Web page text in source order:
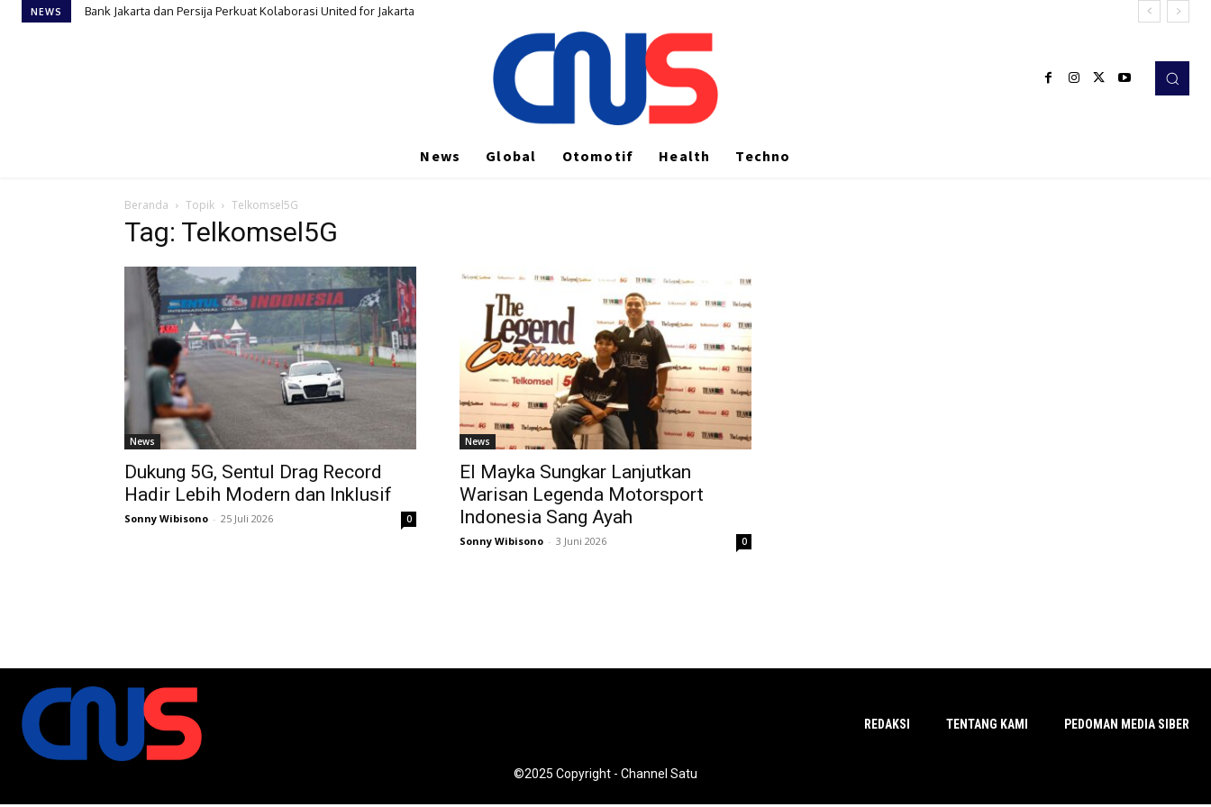
NEWS Bank Jakarta dan Persija Perkuat Kolaborasi United for Jakarta
News Global Otomotif Health Techno
Beranda Topik Telkomsel5G
Tag: Telkomsel5G
News
Dukung 5G, Sentul Drag Record
Hadir Lebih Modern dan Inklusif
Sonny Wibisono - 25 Juli 2026 0
News
El Mayka Sungkar Lanjutkan
Warisan Legenda Motorsport
Indonesia Sang Ayah
Sonny Wibisono - 3 Juni 2026 0
REDAKSI TENTANG KAMI PEDOMAN MEDIA SIBER
©2025 Copyright - Channel Satu